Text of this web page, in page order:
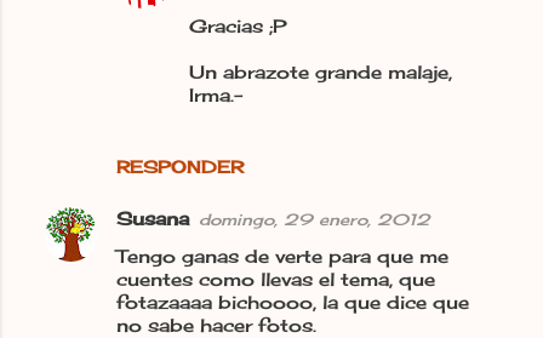
RESPONDER
Gracias ;P
Un abrazote grande malaje,
Irma.-
Susana domingo, 29 enero, 2012
Tengo ganas de verte para que me
cuentes como llevas el tema, que
fotazaaaa bichoooo, la que dice que
no sabe hacer fotos.